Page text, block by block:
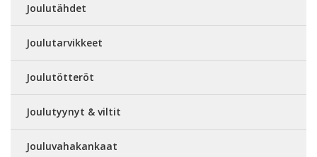
Joulutähdet
Joulutarvikkeet
Joulutötteröt
Joulutyynyt & viltit
Jouluvahakankaat